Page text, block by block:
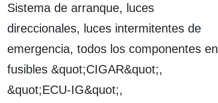
Sistema de arranque, luces
direccionales, luces intermitentes de
emergencia, todos los componentes en
fusibles &quot;CIGAR&quot;,
&quot;ECU-IG&quot;,